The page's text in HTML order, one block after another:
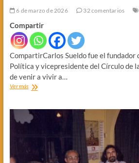
6 de marzo de 2026 32 comentarios
Compartir
CompartirCarlos Sueldo fue el fundador
Política y vicepresidente del Círculo de
de venir a vivir a…
Ver másPESAR
SUELDO